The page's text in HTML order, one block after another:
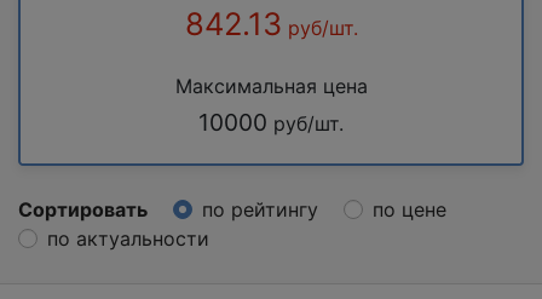
842.13 руб/шт.
Максимальная цена
10000 руб/шт.
Сортировать по рейтингу
по цене
по актуальности